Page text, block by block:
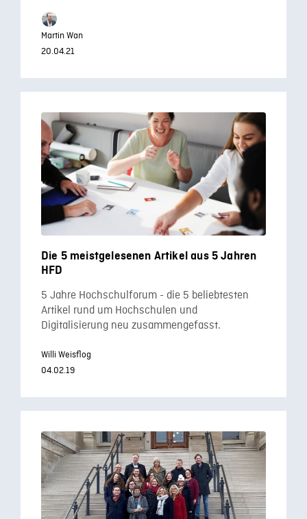
Martin Wan
20.04.21
Die 5 meistgelesenen Artikel aus 5 Jahren
HFD
5 Jahre Hochschulforum - die 5 beliebtesten
Artikel rund um Hochschulen und
Digitalisierung neu zusammengefasst.
Willi Weisflog
04.02.19